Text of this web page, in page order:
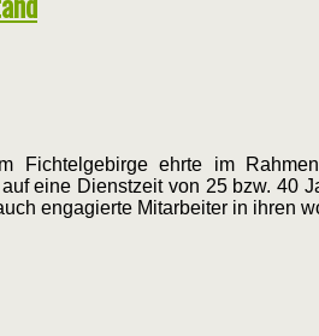
Fichtelgebirge ehrte im
eine Dienstzeit von 25 bzw. 40
engagierte Mitarbeiter in ihren